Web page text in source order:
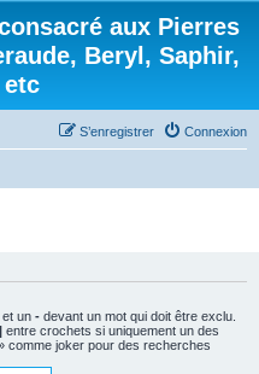
aux Pierres
Beryl, Saphir,
etc
Connexion
S’enregistrer
un - devant un mot qui doit être exclu.
| entre crochets si uniquement un des
comme joker pour des recherches